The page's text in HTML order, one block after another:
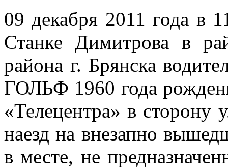
09 декабря 2011 года в
Станке Димитрова в
района г. Брянска
ГОЛЬФ 1960 года
«Телецентра» в
наезд на внезапно
в месте, не